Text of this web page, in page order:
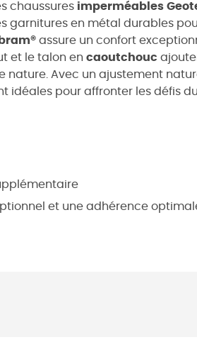
chaussures imperméables
garnitures en métal durables
assure un confort
et le talon en caoutchouc
nature. Avec un ajustement
idéales pour affronter les défis
et une adhérence